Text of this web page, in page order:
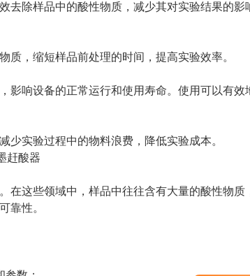
去除样品中的酸性物质，减少其对实验结果的影
，缩短样品前处理的时间，提高实验效率。
响设备的正常运行和使用寿命。使用可以有效
实验过程中的物料浪费，降低实验成本。
这些领域中，样品中往往含有大量的酸性物质
靠性。